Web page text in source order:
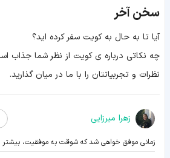
سخن آخر
آیا تا به حال به کویت سفر کرده اید؟
چه نکاتی درباره ی کویت از نظر شما جذاب
نظرات و تجربیاتتان را با ما در میان گذارید.
زهرا میرزایی
زمانی موفق خواهی شد که شوقت به موفقیت،